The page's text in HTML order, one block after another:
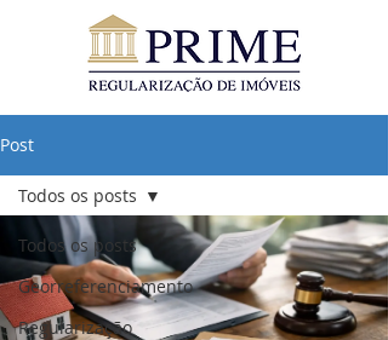
Post
Todos os posts
Georreferenciamento
Regularização
Todos os posts